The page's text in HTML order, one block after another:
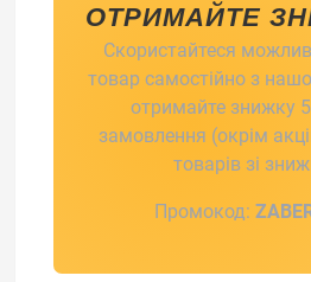
ОТРИМАЙТЕ
Скористайтеся
товар самостійно з
отримайте знижку
замовлення (окрім
товарів зі
Промокод: